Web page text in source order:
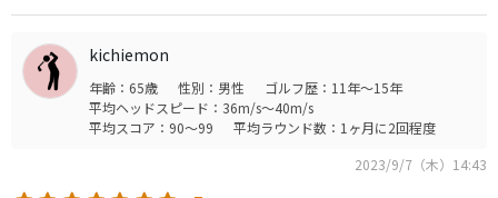
上げてもよし、転がしてもよし、バンカーよし、ベアグラ
ンドよし。
すげーいい･･･。しかもスピンのかかり方も良い感じで止ま
りすぎず、転がりすぎず使いやすい。
kichiemon
年齢：65歳 性別：男性
ゴルフ歴：11年～15年
平均ヘッドスピード：36m/s～40m/s
平均スコア：90～99
平均ラウンド数：1ヶ月に2回程度
2023/9/7（木）14:43